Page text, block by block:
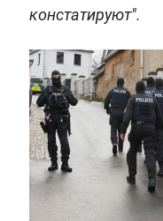
констатируют".